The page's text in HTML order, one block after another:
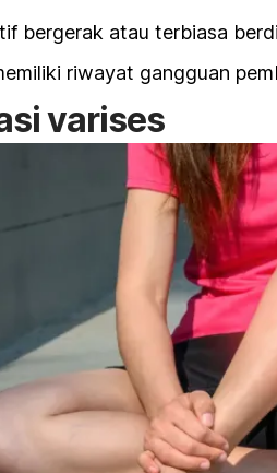
bergerak atau terbiasa
riwayat gangguan
varises